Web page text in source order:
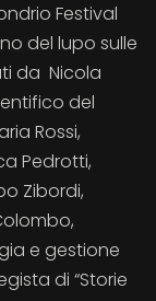
Festival
del lupo sulle
da Nicola
del
Rossi,
Pedrotti,
Zibordi,
e gestione
di “Storie